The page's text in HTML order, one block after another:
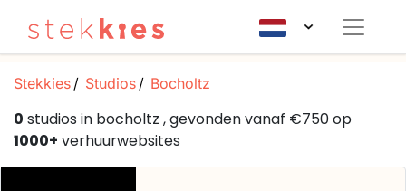
Stekkies Studios Bocholtz
0 studios in bocholtz , gevonden vanaf €750 op
1000+ verhuurwebsites